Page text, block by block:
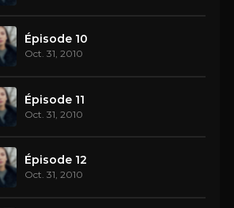
Épisode 10
Oct. 31, 2010
Épisode 11
Oct. 31, 2010
Épisode 12
Oct. 31, 2010